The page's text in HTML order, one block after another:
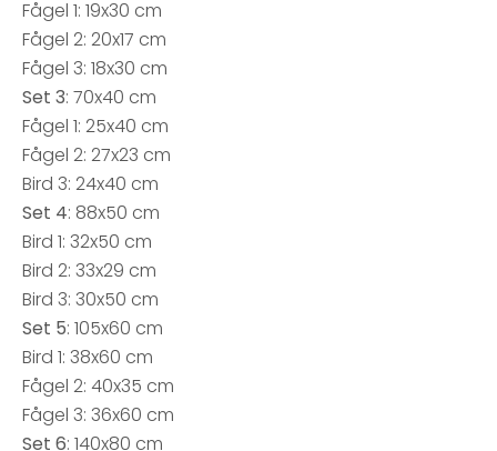
Fågel 1: 19x30 cm
Fågel 2: 20x17 cm
Fågel 3: 18x30 cm
Set 3: 70x40 cm
Fågel 1: 25x40 cm
Fågel 2: 27x23 cm
Bird 3: 24x40 cm
Set 4: 88x50 cm
Bird 1: 32x50 cm
Bird 2: 33x29 cm
Bird 3: 30x50 cm
Set 5: 105x60 cm
Bird 1: 38x60 cm
Fågel 2: 40x35 cm
Fågel 3: 36x60 cm
Set 6: 140x80 cm